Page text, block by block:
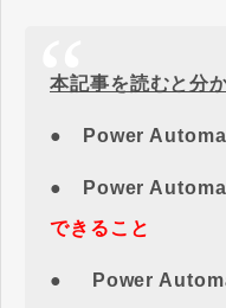
本記事を読むと分
● Power
● Power
できること
●
Power